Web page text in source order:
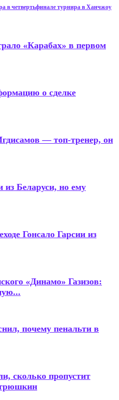
в четвертьфинале турнира в Ханчжоу
«Карабах» в первом
о сделке
— топ-тренер, он
из Беларуси, но ему
Гонсало Гарсии из
«Динамо» Газизов:
почему пенальти в
сколько пропустит